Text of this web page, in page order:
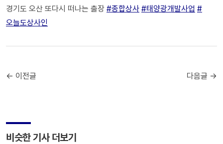
경기도 오산 또다시 떠나는 출장 #종합상사 #태양광개발사업 #
오늘도상사인
← 이전글 다음글 →
비슷한 기사 더보기